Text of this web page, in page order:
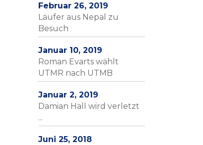
Februar 26, 2019
Läufer aus Nepal zu
Besuch
Januar 10, 2019
Roman Evarts wählt
UTMR nach UTMB
Januar 2, 2019
Damian Hall wird verletzt
...
Juni 25, 2018